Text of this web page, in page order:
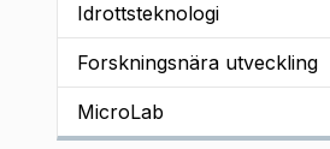
Idrottsteknologi
Forskningsnära utveckling
MicroLab